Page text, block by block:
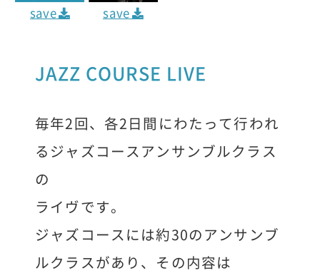
save save
JAZZ COURSE LIVE
毎年2回、各2日間にわたって行われ
るジャズコースアンサンブルクラス
の
ライヴです。
ジャズコースには約30のアンサンブ
ルクラスがあり、その内容は